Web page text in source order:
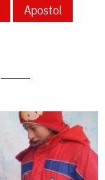
Apostol